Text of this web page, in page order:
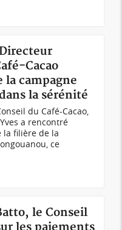
Cacao
la campagne
la sérénité
du Café-Cacao,
a rencontré
la filière de la
ce
le Conseil